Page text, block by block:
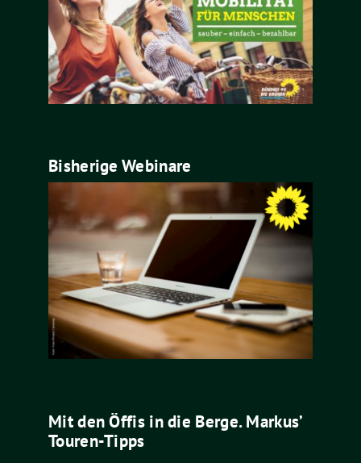
Bisherige Webinare
Mit den Öffis in die Berge. Markus’
Touren-Tipps